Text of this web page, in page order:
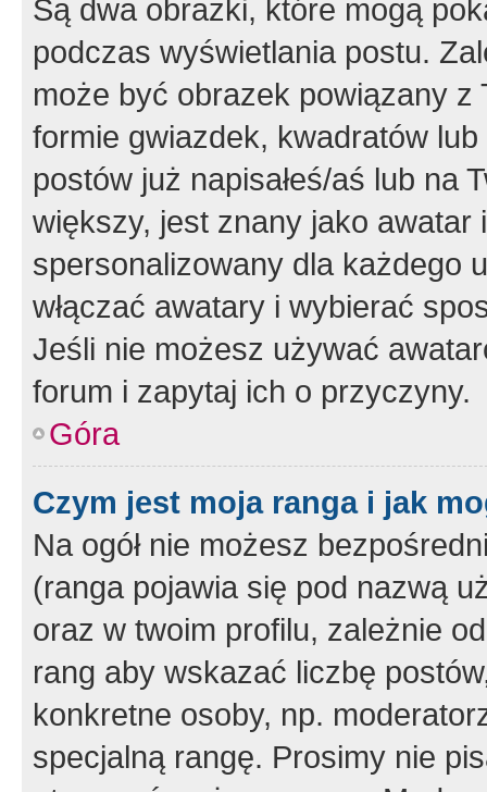
Są dwa obrazki, które mogą
podczas wyświetlania postu.
może być obrazek powiązany z
formie gwiazdek, kwadratów
postów już napisałeś/aś lub na
większy, jest znany jako
spersonalizowany dla każdego
włączać awatary i wybierać
Jeśli nie możesz używać
forum i zapytaj ich o przyczyny.
Góra
Czym jest moja ranga i jak
Na ogół nie możesz
(ranga pojawia się pod nazwą
oraz w twoim profilu, zależnie
rang aby wskazać liczbę
konkretne osoby, np.
specjalną rangę. Prosimy nie